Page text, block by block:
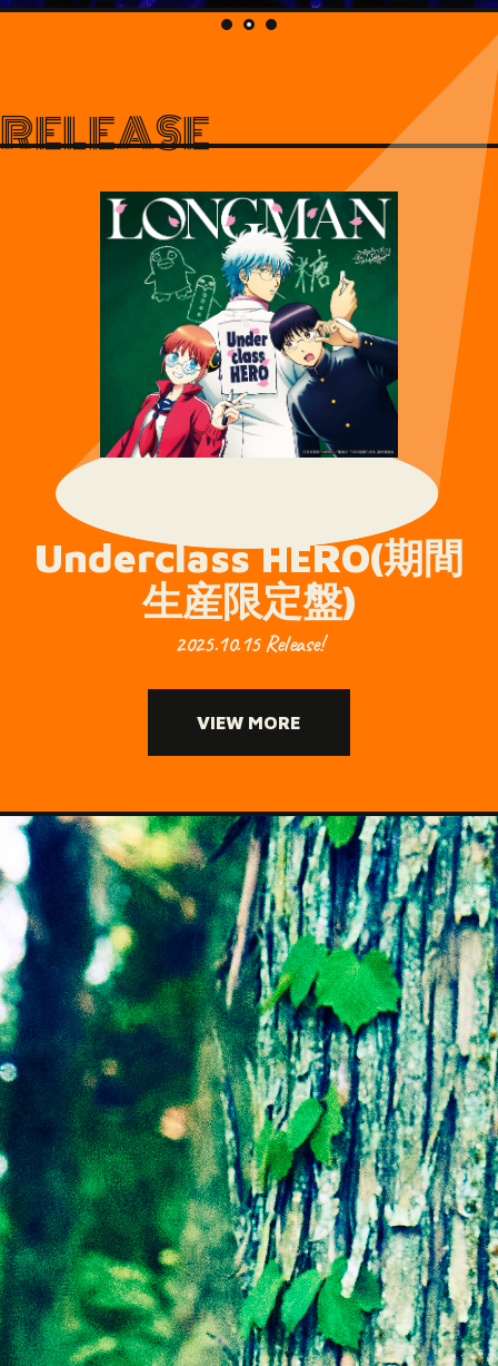
1 2 3
RELEASE
Underclass HERO(期間
生産限定盤)
2025.10.15 Release!
VIEW MORE